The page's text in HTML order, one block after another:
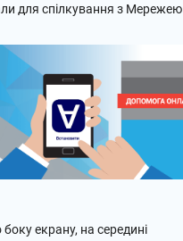
для спілкування з Мережею
екрану, на середині